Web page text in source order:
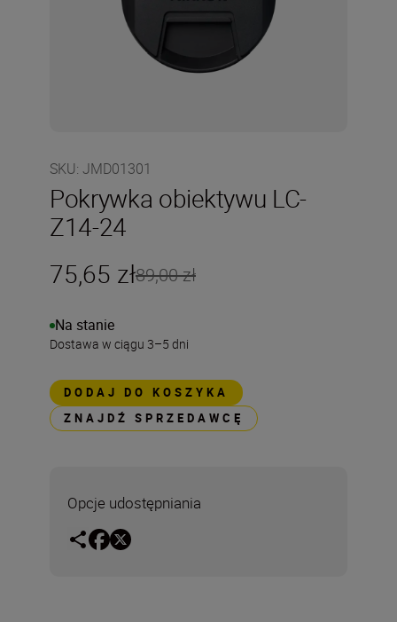
SKU: JMD01301
Pokrywka obiektywu LC-
Z14-24
75,65 zł89,00 zł
Na stanie
Dostawa w ciągu 3–5 dni
DODAJ DO KOSZYKA
ZNAJDŹ SPRZEDAWCĘ
Opcje udostępniania